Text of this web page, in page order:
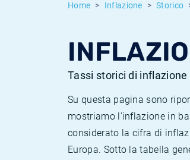
Home Inflazione Storico
Tassi storici di
Su questa pagina sono
mostriamo l'inflazione in
considerato la cifra di
Europa. Sotto la tabella
Inflazione Svizzera
Tassi di inflazione storici